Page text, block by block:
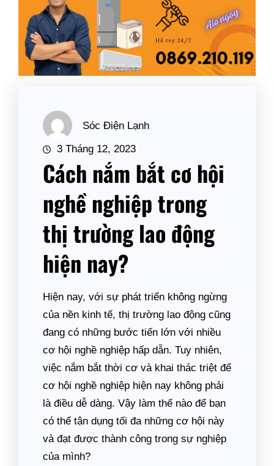
Sóc Điện Lạnh
3 Tháng 12, 2023
Cách nắm bắt cơ hội
nghề nghiệp trong
thị trường lao động
hiện nay?
Hiện nay, với sự phát triển không ngừng
của nền kinh tế, thị trường lao động cũng
đang có những bước tiến lớn với nhiều
cơ hội nghề nghiệp hấp dẫn. Tuy nhiên,
việc nắm bắt thời cơ và khai thác triệt để
cơ hội nghề nghiệp hiện nay không phải
là điều dễ dàng. Vậy làm thế nào để bạn
có thể tận dụng tối đa những cơ hội này
và đạt được thành công trong sự nghiệp
của mình?